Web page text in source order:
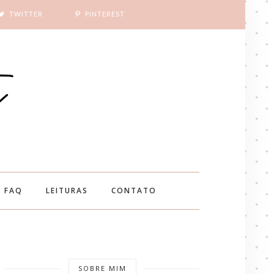
TWITTER PINTEREST
FAQ LEITURAS CONTATO
SOBRE MIM